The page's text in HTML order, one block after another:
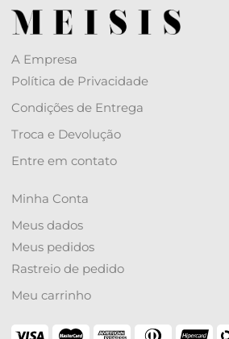
A Empresa
Política de Privacidade
Condições de Entrega
Troca e Devolução
Entre em contato
Minha Conta
Meus dados
Meus pedidos
Rastreio de pedido
Meu carrinho